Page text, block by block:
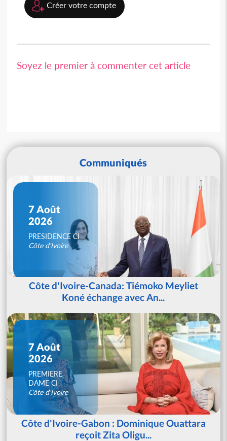
Créer votre compte
Soyez le premier à commenter cet article
Communiqués
7 Août
2026
PRESIDENCE CI
Côte d'Ivoire
Côte d'Ivoire-Canada: Tiémoko Meyliet
Koné échange avec An...
7 Août
2026
PREMIERE
DAME CI
Côte d'Ivoire
Côte d'Ivoire-Gabon : Dominique Ouattara
reçoit Zita Oligu...